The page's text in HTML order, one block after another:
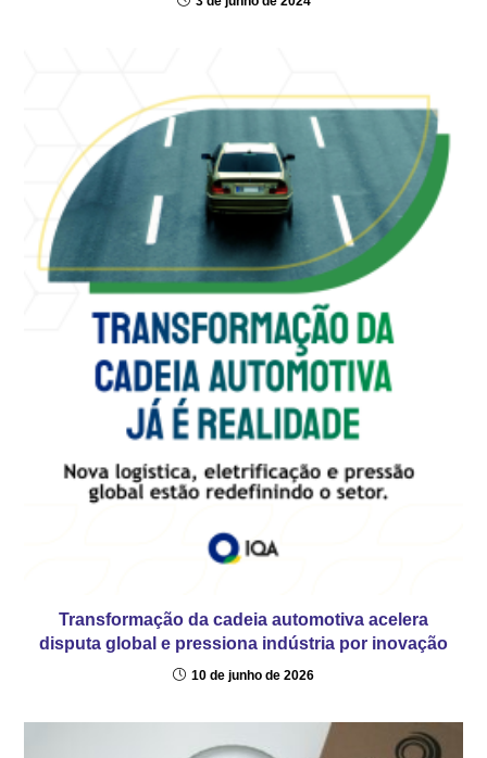
Transformação da cadeia automotiva acelera
disputa global e pressiona indústria por inovação
10 de junho de 2026